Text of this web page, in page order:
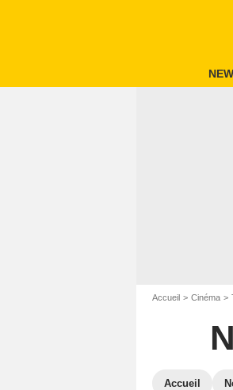
Accueil Cinéma
Accueil